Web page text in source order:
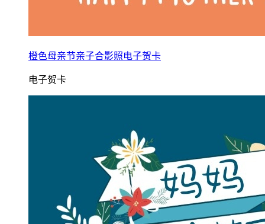
橙色母亲节亲子合影照电子贺卡
电子贺卡